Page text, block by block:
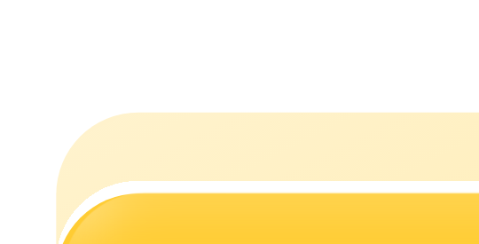
Hög avkastning och omedelbar tillgång